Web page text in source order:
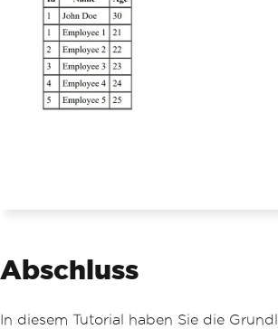
Abschluss
In diesem Tutorial haben Sie die